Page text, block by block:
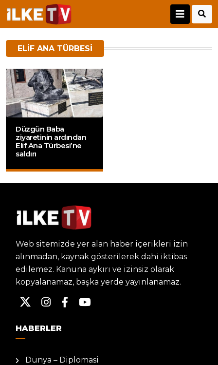
ELIF ANA TÜRBESI
Düzgün Baba
ziyaretinin ardından
Elif Ana Türbesi’ne
saldırı
Web sitemizde yer alan haber içerikleri izin
alınmadan, kaynak gösterilerek dahi iktibas
edilemez. Kanuna aykırı ve izinsiz olarak
kopyalanamaz, başka yerde yayınlanamaz.
HABERLER
Dünya – Diplomasi